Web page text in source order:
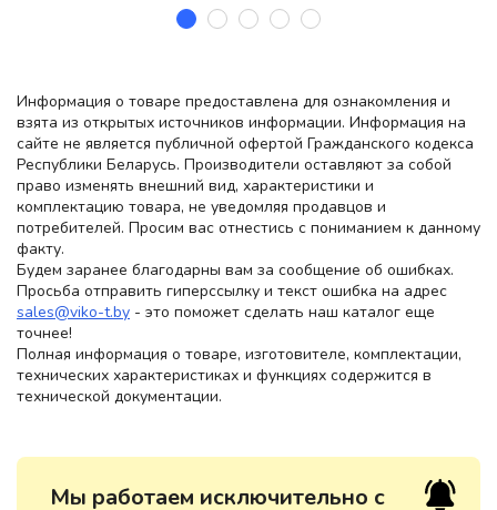
Информация о товаре предоставлена для ознакомления и
взята из открытых источников информации. Информация на
сайте не является публичной офертой Гражданского кодекса
Республики Беларусь. Производители оставляют за собой
право изменять внешний вид, характеристики и
комплектацию товара, не уведомляя продавцов и
потребителей. Просим вас отнестись с пониманием к данному
факту.
Будем заранее благодарны вам за сообщение об ошибках.
Просьба отправить гиперссылку и текст ошибка на адрес
sales@viko-t.by - это поможет сделать наш каталог еще
точнее!
Полная информация о товаре, изготовителе, комплектации,
технических характеристиках и функциях содержится в
технической документации.
Мы работаем исключительно с